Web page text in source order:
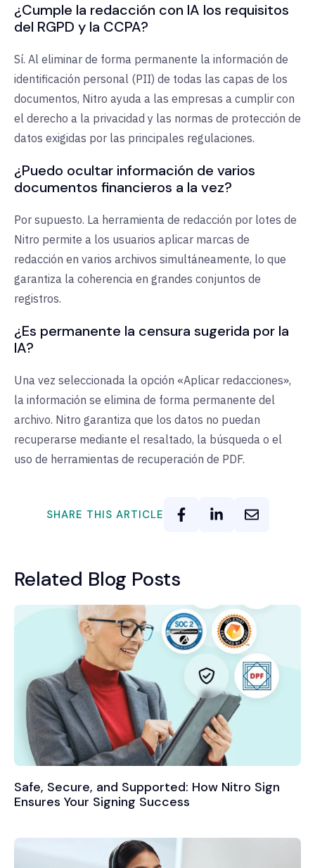
¿Cumple la redacción con IA los requisitos
del RGPD y la CCPA?
Sí. Al eliminar de forma permanente la información de
identificación personal (PII) de todas las capas de los
documentos, Nitro ayuda a las empresas a cumplir con
el derecho a la privacidad y las normas de protección de
datos exigidas por las principales regulaciones.
¿Puedo ocultar información de varios
documentos financieros a la vez?
Por supuesto. La herramienta de redacción por lotes de
Nitro permite a los usuarios aplicar marcas de
redacción en varios archivos simultáneamente, lo que
garantiza la coherencia en grandes conjuntos de
registros.
¿Es permanente la censura sugerida por la
IA?
Una vez seleccionada la opción «Aplicar redacciones»,
la información se elimina de forma permanente del
archivo. Nitro garantiza que los datos no puedan
recuperarse mediante el resaltado, la búsqueda o el
uso de herramientas de recuperación de PDF.
SHARE THIS ARTICLE
Related Blog Posts
Safe, Secure, and Supported: How Nitro Sign
Ensures Your Signing Success